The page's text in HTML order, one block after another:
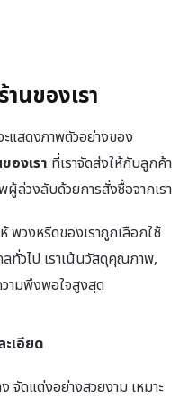
นของเรา
แสดงภาพตัวอย่างของ
องเรา ที่เราจัดส่งให้กับลูกค้า
ล่วงลับด้วยการสั่งซื้อจากเรา
พวงหรีดของเราถูกเลือกใช้
ทั่วไป เราเน้นวัสดุคุณภาพ,
ามพึงพอใจสูงสุด
ะเอียด
จัดแต่งอย่างสวยงาม เหมาะ